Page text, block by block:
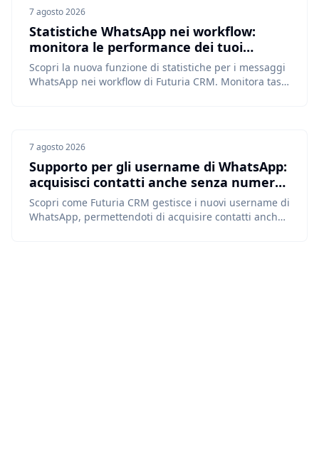
7 agosto 2026
Statistiche WhatsApp nei workflow:
monitora le performance dei tuoi
messaggi
Scopri la nuova funzione di statistiche per i messaggi
WhatsApp nei workflow di Futuria CRM. Monitora tassi
7 agosto 2026
Supporto per gli username di WhatsApp:
acquisisci contatti anche senza numero
di telefono
Scopri come Futuria CRM gestisce i nuovi username di
WhatsApp, permettendoti di acquisire contatti anche